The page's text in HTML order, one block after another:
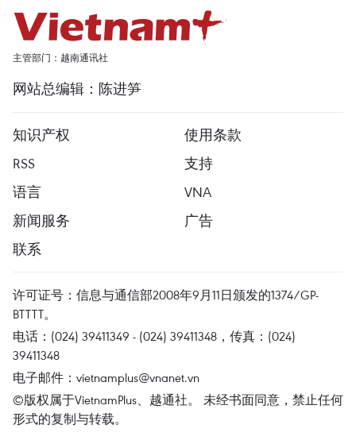
主管部门：越南通讯社
网站总编辑：陈进笋
知识产权
使用条款
RSS
支持
语言
VNA
新闻服务
广告
联系
许可证号：信息与通信部2008年9月11日颁发的1374/GP-
BTTTT。
电话：(024) 39411349 - (024) 39411348，传真：(024)
39411348
电子邮件： vietnamplus@vnanet.vn
©版权属于VietnamPlus、越通社。 未经书面同意，禁止任何
形式的复制与转载。